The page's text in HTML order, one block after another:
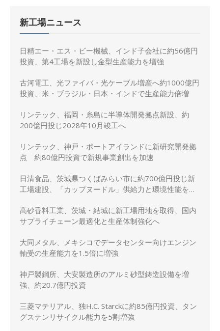
新工場ニュース
日精エー・エス・ビー機械、インド子会社に約56億円
投資、第4工場を新設し金型生産能力を増強
古河電工、光ファイバ・光ケーブル増産へ約1000億円
投資、米・ブラジル・日本・インドで生産能力倍増
リンテック、福岡・糸島に半導体開発拠点新設、約
200億円投じ2028年10月竣工へ
リンテック、神戸・ポートアイランドに新研究開発拠
点 約80億円投資で新規事業創出を加速
日清食品、茨城県つくばみらい市に約700億円投じ新
工場建設、「カップヌードル」供給力と環境性能を強
高砂香料工業、茨城・結城に新工場用地を取得、国内
サプライチェーン最適化と生産体制強化へ
大同メタル、メキシコでデータセンター向けエンジン
軸受の生産能力を1.5倍に増強
神戸製鋼所、大安製造所のアルミ砂型鋳造設備を増
強、約20.7億円投資
三菱マテリアル、独H.C. Starckに約85億円投資、タン
グステンリサイクル能力を5割増強